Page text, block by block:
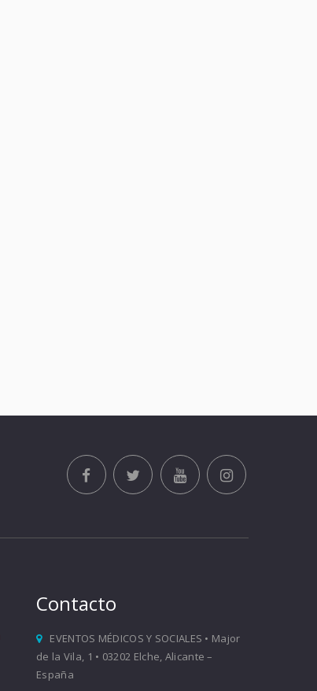
Contacto
EVENTOS MÉDICOS Y SOCIALES • Major
de la Vila, 1 • 03202 Elche, Alicante –
España